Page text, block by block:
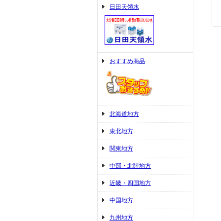
日田天領水
おすすめ商品
北海道地方
東北地方
関東地方
中部・北陸地方
近畿・四国地方
中国地方
九州地方